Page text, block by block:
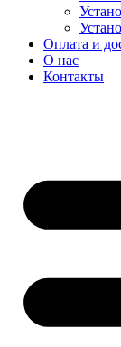
Оплата и
О нас
Контакты